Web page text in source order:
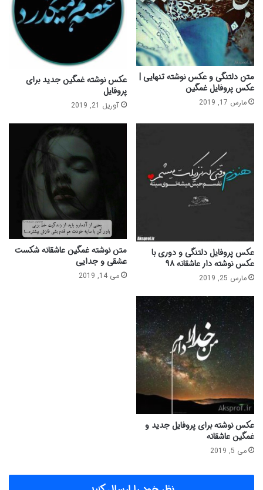
متن دلتنگی و عکس نوشته تنهایی |
عکس پروفایل غمگین
مارس 17, 2019
عکس نوشته غمگین جدید برای
پروفایل
آوریل 21, 2019
عکس پروفایل دلتنگی و دوری با
عکس نوشته دار عاشقانه ۹۸
مارس 25, 2019
متن نوشته غمگین عاشقانه شکست
عشقی و جدایی
می 14, 2019
عکس نوشته برای پروفایل جدید و
غمگین عاشقانه
می 5, 2019